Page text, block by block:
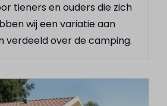
tieners en ouders die zich
wij een variatie aan
verdeeld over de camping.